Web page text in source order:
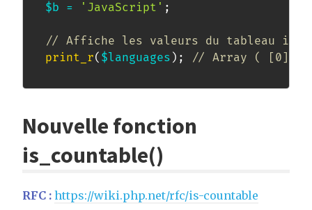
$b = 'JavaScript' ;
// Affiche les valeurs du tableau
print_r( $languages ) ; // Array ( [0] =>
Nouvelle fonction
is_countable()
RFC : https://wiki.php.net/rfc/is-countable